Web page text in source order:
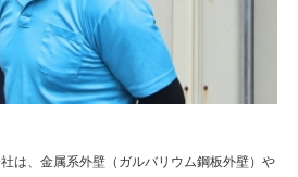
は、金属系外壁（ガルバリウム鋼板外壁）や